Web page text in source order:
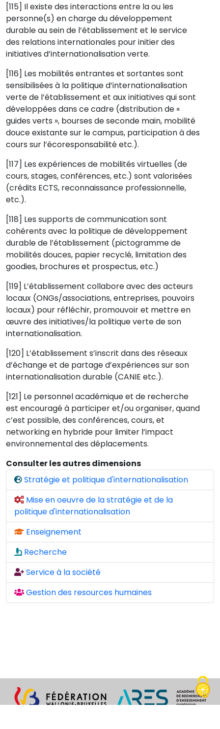
[115] Il existe des interactions entre la ou les
personne(s) en charge du développement
durable au sein de l’établissement et le service
des relations internationales pour initier des
initiatives d’internationalisation verte.
[116] Les mobilités entrantes et sortantes sont
sensibilisées à la politique d’internationalisation
verte de l’établissement et aux initiatives qui sont
développées dans ce cadre (distribution de «
guides verts », bourses de seconde main, mobilité
douce existante sur le campus, participation à des
cours sur l’écoresponsabilité etc.).
[117] Les expériences de mobilités virtuelles (de
cours, stages, conférences, etc.) sont valorisées
(crédits ECTS, reconnaissance professionnelle,
etc.).
[118] Les supports de communication sont
cohérents avec la politique de développement
durable de l’établissement (pictogramme de
mobilités douces, papier recyclé, limitation des
goodies, brochures et prospectus, etc.)
[119] L’établissement collabore avec des acteurs
locaux (ONGs/associations, entreprises, pouvoirs
locaux) pour réfléchir, promouvoir et mettre en
œuvre des initiatives/la politique verte de son
internationalisation.
[120] L’établissement s’inscrit dans des réseaux
d’échange et de partage d’expériences sur son
internationalisation durable (CANIE etc.).
[121] Le personnel académique et de recherche
est encouragé à participer et/ou organiser, quand
c’est possible, des conférences, cours, et
networking en hybride pour limiter l’impact
environnemental des déplacements.
Consulter les autres dimensions
Stratégie et politique d'internationalisation
Mise en oeuvre de la stratégie et de la
politique d'internationalisation
Enseignement
Recherche
Service à la société
Gestion des resources humaines